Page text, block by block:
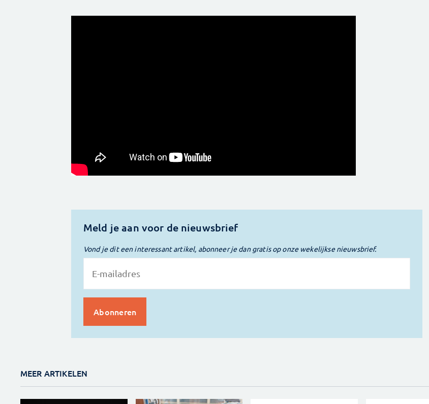
Meld je aan voor de nieuwsbrief
Vond je dit een interessant artikel, abonneer je dan gratis op onze wekelijkse nieuwsbrief.
MEER ARTIKELEN